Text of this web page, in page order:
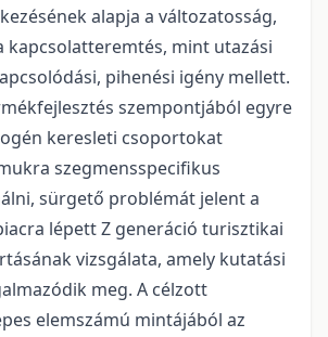
alapja a változatosság,
kapcsolatteremtés, mint utazási
pihenési igény mellett.
szempontjából egyre
keresleti csoportokat
szegmensspecifikus
sürgető problémát jelent a
lépett Z generáció turisztikai
vizsgálata, amely kutatási
meg. A célzott
elemszámú mintájából az